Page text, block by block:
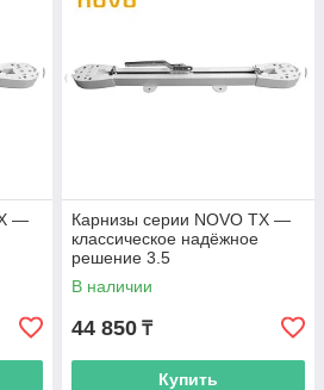
—
Карнизы серии NOVO TX —
классическое надёжное
решение 3.5
В наличии
44 850 ₸
Купить